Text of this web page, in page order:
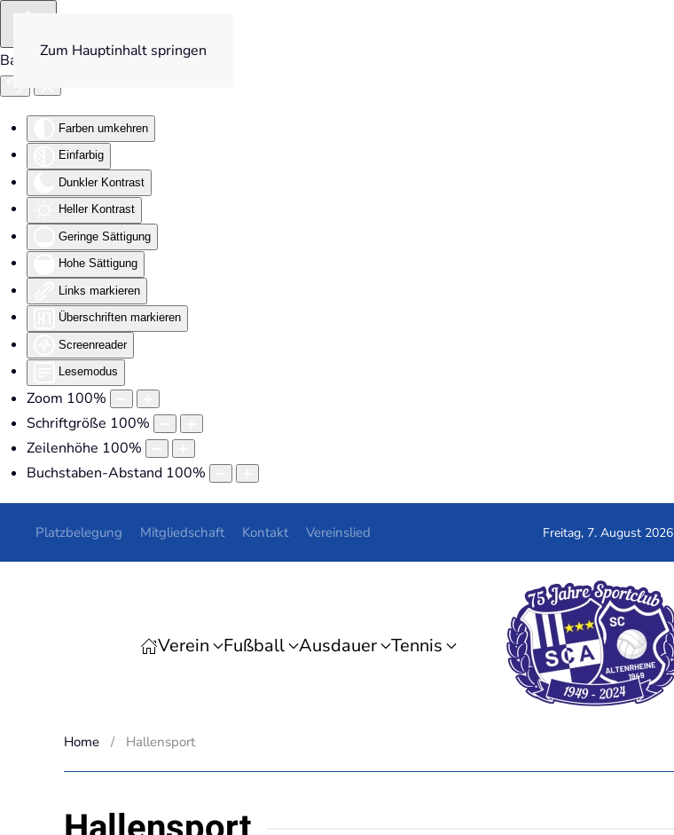
Barrierefreiheit
Farben umkehren
Einfarbig
Dunkler Kontrast
Heller Kontrast
Geringe Sättigung
Hohe Sättigung
Links markieren
Überschriften markieren
Screenreader
Lesemodus
Zoom 100%
Schriftgröße 100%
Zeilenhöhe 100%
Buchstaben-Abstand 100%
Zum Hauptinhalt springen
Platzbelegung Mitgliedschaft Kontakt Vereinslied Freitag, 7. August 2026
Verein Fußball Ausdauer Tennis
Home Hallensport